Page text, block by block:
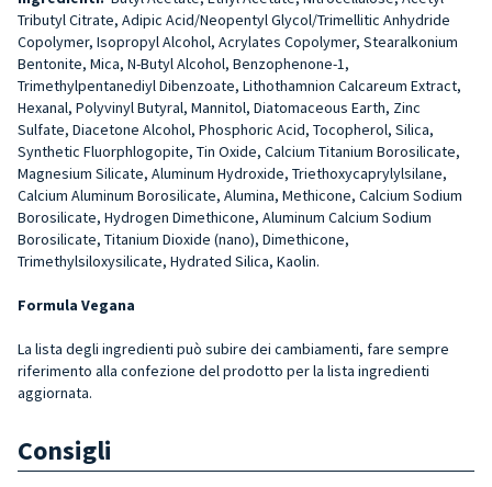
Tributyl Citrate, Adipic Acid/Neopentyl Glycol/Trimellitic Anhydride
Copolymer, Isopropyl Alcohol, Acrylates Copolymer, Stearalkonium
Bentonite, Mica, N-Butyl Alcohol, Benzophenone-1,
Trimethylpentanediyl Dibenzoate, Lithothamnion Calcareum Extract,
Hexanal, Polyvinyl Butyral, Mannitol, Diatomaceous Earth, Zinc
Sulfate, Diacetone Alcohol, Phosphoric Acid, Tocopherol, Silica,
Synthetic Fluorphlogopite, Tin Oxide, Calcium Titanium Borosilicate,
Magnesium Silicate, Aluminum Hydroxide, Triethoxycaprylylsilane,
Calcium Aluminum Borosilicate, Alumina, Methicone, Calcium Sodium
Borosilicate, Hydrogen Dimethicone, Aluminum Calcium Sodium
Borosilicate, Titanium Dioxide (nano), Dimethicone,
Trimethylsiloxysilicate, Hydrated Silica, Kaolin.
Formula Vegana
La lista degli ingredienti può subire dei cambiamenti, fare sempre
riferimento alla confezione del prodotto per la lista ingredienti
aggiornata.
Consigli